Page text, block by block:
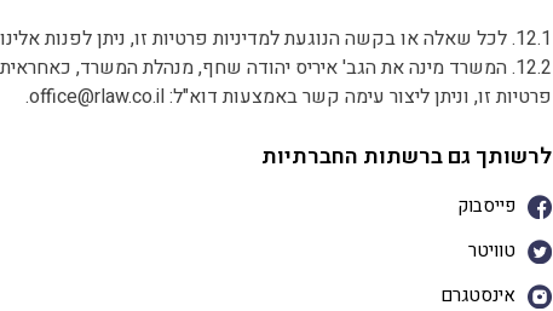
12.1. לכל שאלה או בקשה הנוגעת למדיניות פרטיות זו, ניתן לפנות אלינו דרך עמוד "צור קשר" באתר.
12.2. המשרד מינה את הגב' איריס יהודה שחף, מנהלת המשרד,
פרטיות זו, וניתן ליצור עימה קשר באמצעות דוא"ל:office@rlaw.co.il
.
לרשותך גם ברשתות החברתיות
פייסבוק
טוויטר
אינסטגרם